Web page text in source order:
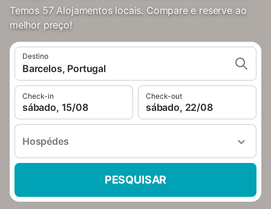
Temos 57 Alojamentos locais. Compare e reserve ao
melhor preço!
Destino
Barcelos, Portugal
Check-in
sábado, 15/08
Check-out
sábado, 22/08
Hospédes
PESQUISAR